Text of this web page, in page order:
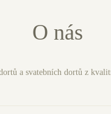
O nás
a svatební­ch dortů z